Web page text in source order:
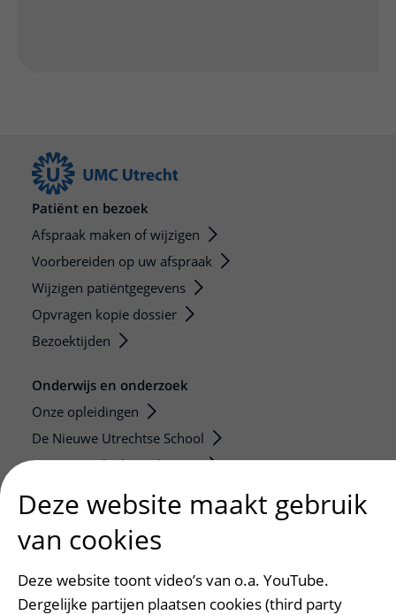
Patiënt en bezoek
Afspraak maken of wijzigen
Voorbereiden op uw afspraak
Wijzigen patiëntgegevens
Opvragen kopie dossier
Bezoektijden
Onderwijs en onderzoek
Onze opleidingen
De Nieuwe Utrechtse School
Stage en opleidingsplaatsen
Strategic programs
Research groups
Researchers
Research technologies
Deze website maakt gebruik
van cookies
Deze website toont video’s van o.a. YouTube.
Dergelijke partijen plaatsen cookies (third party